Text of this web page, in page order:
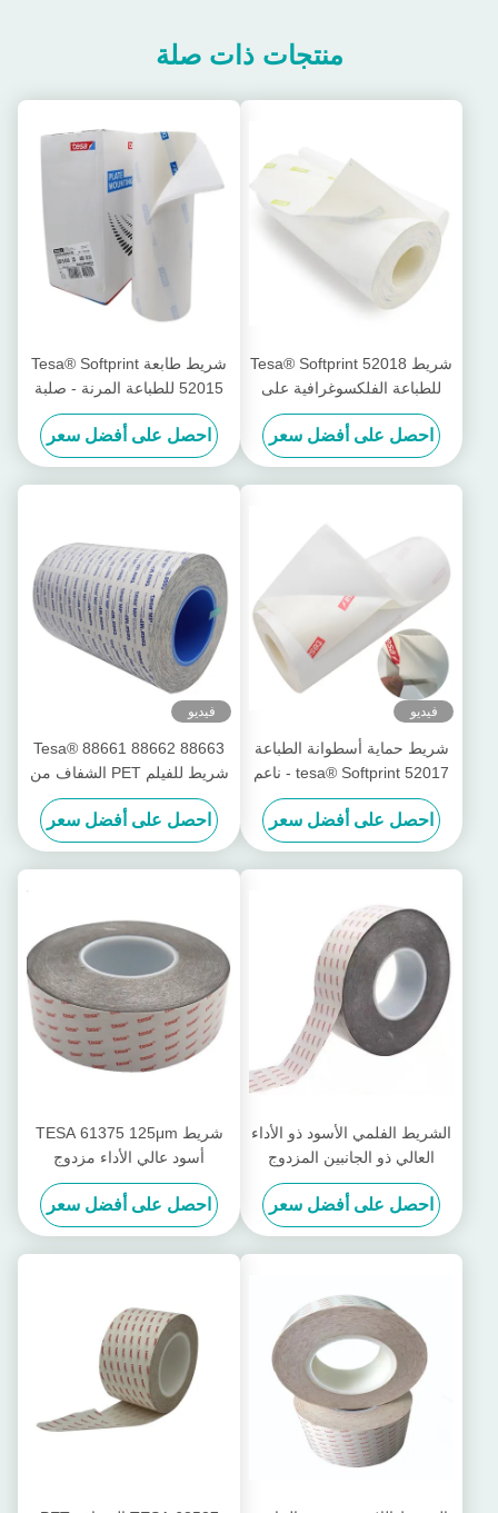
منتجات ذات صلة
شريط Tesa® Softprint 52018
للطباعة الفلكسوغرافية على
الوجهين - فائق النعومة
احصل على أفضل سعر
شريط طابعة Tesa® Softprint
52015 للطباعة المرنة - صلبة
متوسطة
احصل على أفضل سعر
فيديو
شريط حماية أسطوانة الطباعة
tesa® Softprint 52017 - ناعم
احصل على أفضل سعر
فيديو
Tesa® 88661 88662 88663
شريط للفيلم PET الشفاف من
جانبيين
احصل على أفضل سعر
الشريط الفلمي الأسود ذو الأداء
العالي ذو الجانبين المزدوج
TESA 61350 50μm
احصل على أفضل سعر
شريط TESA 61375 125μm
أسود عالي الأداء مزدوج
الجوانب مع لاصق أكريليك
معدل
احصل على أفضل سعر